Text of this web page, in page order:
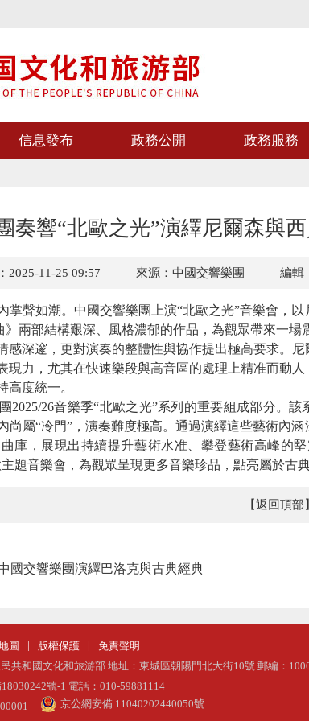
信息發布 政務公開 政務服務
奏響“北歐之光”演繹尼爾森與
2025-11-25 09:57 來源：中國交響樂團 編輯
聲如潮。中國交響樂團上演“北歐之光”音樂會，以
兩部結構艱深、風格濃郁的作品，為觀眾帶來一場
深邃，更對演奏的整體性與協作提出極高要求。尼
現力，尤其在快速樂段與高音區的處理上精准而動人
高度統一。
26音樂季“北歐之光”系列的重要組成部分。該
尚屬“冷門”，演奏難度極高。通過演繹這些藝術內涵
庫，展現出持續提升藝術水准、攀登藝術高峰的
題音樂會，為觀眾呈現更多音樂珍品，點亮屬於古
【返回頂部】
國交響樂團演繹巴洛克與古典經典